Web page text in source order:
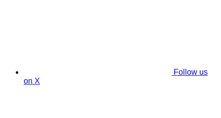
Follow us
on X